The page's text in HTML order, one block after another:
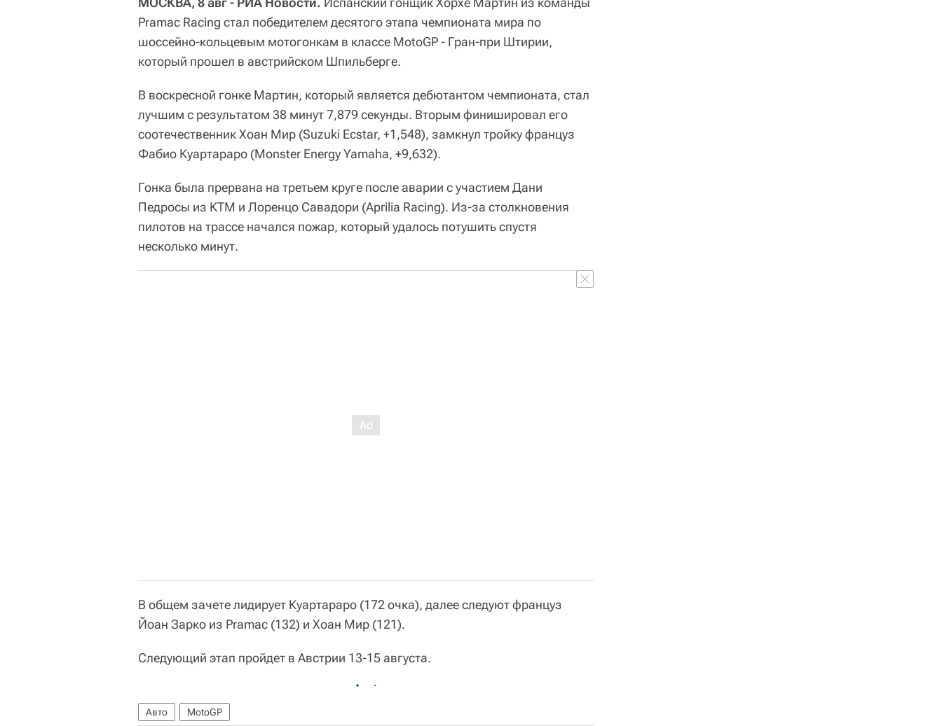
Pramac Racing стал победителем десятого этапа чемпионата мира по
шоссейно-кольцевым мотогонкам в классе MotoGP - Гран-при Штирии,
который прошел в австрийском Шпильберге.
В воскресной гонке Мартин, который является дебютантом чемпионата, стал
лучшим с результатом 38 минут 7,879 секунды. Вторым финишировал его
соотечественник Хоан Мир (Suzuki Ecstar, +1,548), замкнул тройку француз
Фабио Куартараро (Monster Energy Yamaha, +9,632).
Гонка была прервана на третьем круге после аварии с участием Дани
Педросы из KTM и Лоренцо Савадори (Aprilia Racing). Из-за столкновения
пилотов на трассе начался пожар, который удалось потушить спустя
несколько минут.
В общем зачете лидирует Куартараро (172 очка), далее следуют француз
Йоан Зарко из Pramac (132) и Хоан Мир (121).
Следующий этап пройдет в Австрии 13-15 августа.
Авто MotoGP